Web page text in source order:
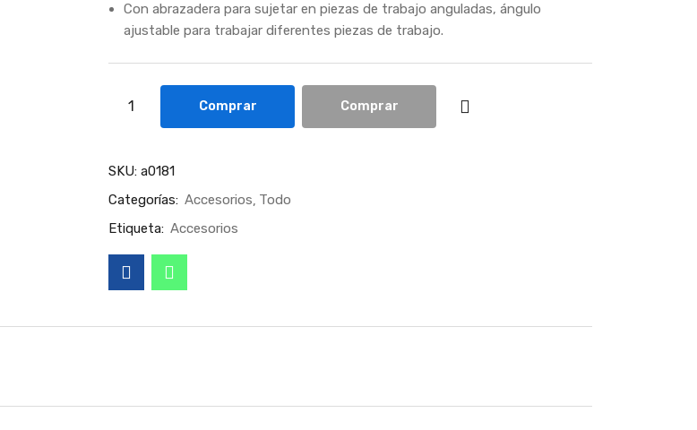
Con abrazadera para sujetar en piezas de trabajo anguladas, ángulo
ajustable para trabajar diferentes piezas de trabajo.
Comprar Comprar
SKU: a0181
Categorías: Accesorios Todo
Etiqueta: Accesorios